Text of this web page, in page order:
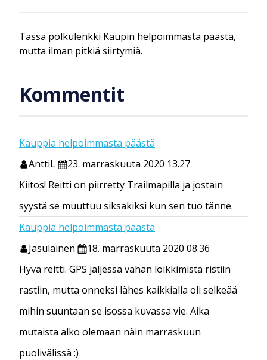
Tässä polkulenkki Kaupin helpoimmasta päästä,
mutta ilman pitkiä siirtymiä.
Kommentit
Kauppia helpoimmasta päästä
AnttiL
23. marraskuuta 2020 13.27
Kiitos! Reitti on piirretty Trailmapilla ja jostain
syystä se muuttuu siksakiksi kun sen tuo tänne.
Kauppia helpoimmasta päästä
Jasulainen
18. marraskuuta 2020 08.36
Hyvä reitti. GPS jäljessä vähän loikkimista ristiin
rastiin, mutta onneksi lähes kaikkialla oli selkeää
mihin suuntaan se isossa kuvassa vie. Aika
mutaista alko olemaan näin marraskuun
puolivälissä :)